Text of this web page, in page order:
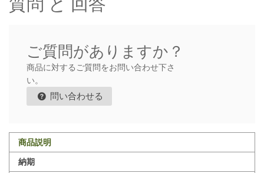
ご質問がありますか？
商品に対するご質問をお問い合わせ下さ
い。
問い合わせる
商品説明
納期